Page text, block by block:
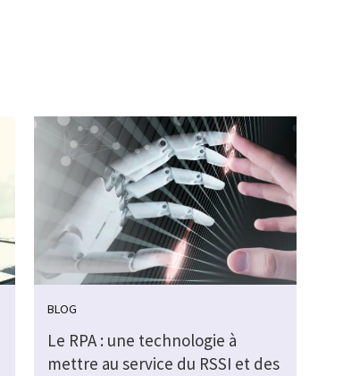
BLOG
Le RPA : une technologie à
mettre au service du RSSI et des